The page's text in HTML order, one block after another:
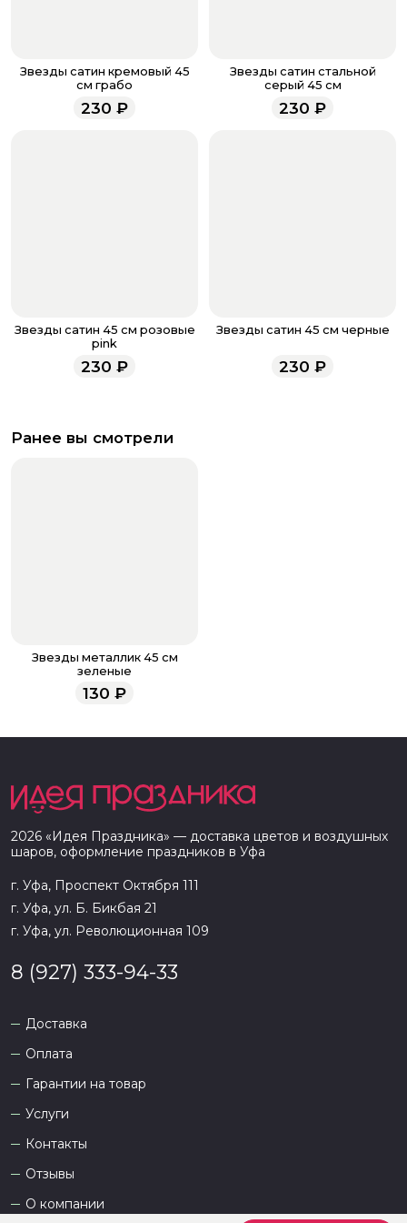
звоните по номеру телефона
или
напишите WhatsApp
+7 937 333-66-53. Наши
менеджеры работают ежедневно с 9.00 до 23.00 и
всегда рады проконсультировать вас.
Звезды сатин кремовый 45
см грабо
230 ₽
Звезды сатин стальной
серый 45 см
230 ₽
Звезды сатин 45 см розовые
pink
230 ₽
Звезды сатин 45 см черные
230 ₽
Ранее вы смотрели
Звезды металлик 45 см
зеленые
130 ₽
2026 «Идея Праздника» — доставка цветов и воздушных
шаров, оформление праздников в Уфа
г. Уфа, Проспект Октября 111
г. Уфа, ул. Б. Бикбая 21
г. Уфа, ул. Революционная 109
8 (927) 333-94-33
Доставка
Оплата
Гарантии на товар
Услуги
Контакты
Отзывы
О компании